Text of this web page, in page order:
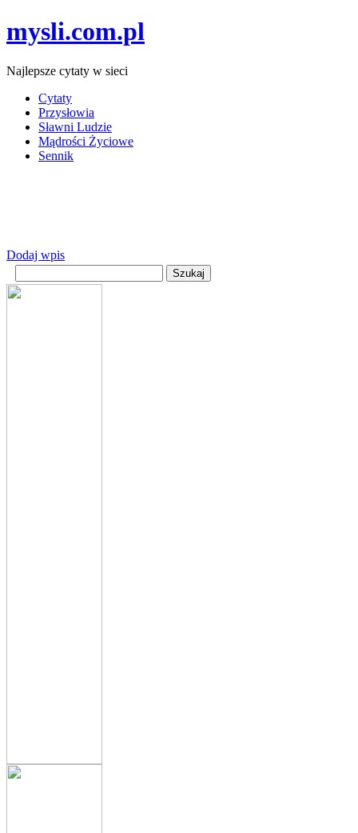
mysli.com.pl
Najlepsze cytaty w sieci
Cytaty
Przysłowia
Sławni Ludzie
Mądrości Życiowe
Sennik
Dodaj wpis